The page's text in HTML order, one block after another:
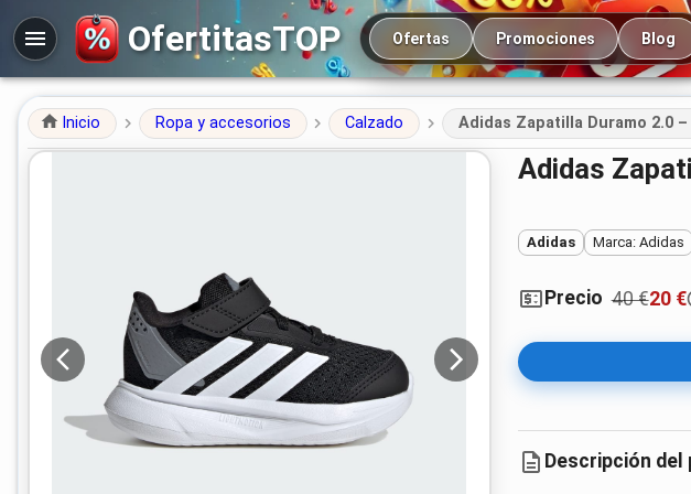
OfertitasTOP Navegación principal
Ofertas Promociones Blog
Inicio Ropa y accesorios Calzado Adidas Zapatilla Duramo 2.0
Adidas
Adidas Marca: Adidas
Precio 40 €20 €
Descripción